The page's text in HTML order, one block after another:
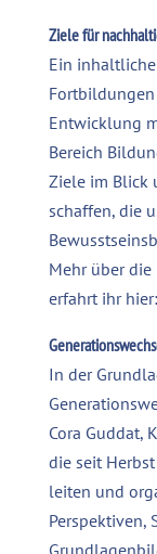
Ziele für
Ein
Entwicklung
Bereich
Ziele im Blick
schaffen, die
Mehr über
erfahrt ihr hier:
In der
Cora Guddat,
die seit
leiten und
Perspektiven,